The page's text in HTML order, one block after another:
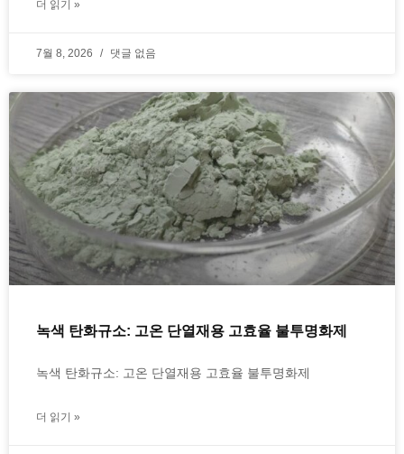
더 읽기 »
7월 8, 2026 댓글 없음
녹색 탄화규소: 고온 단열재용 고효율 불투명화제
녹색 탄화규소: 고온 단열재용 고효율 불투명화제
더 읽기 »